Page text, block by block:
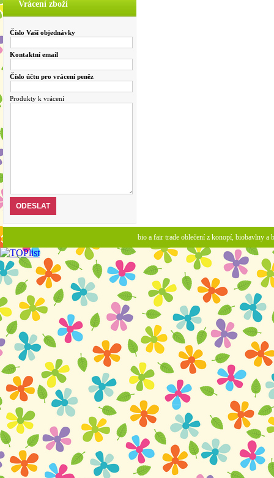
Vrácení zboží
Číslo Vaší objednávky
Kontaktní email
Číslo účtu pro vrácení peněz
Produkty k vrácení
bio a fair trade oblečení z konopí, biobavlny a